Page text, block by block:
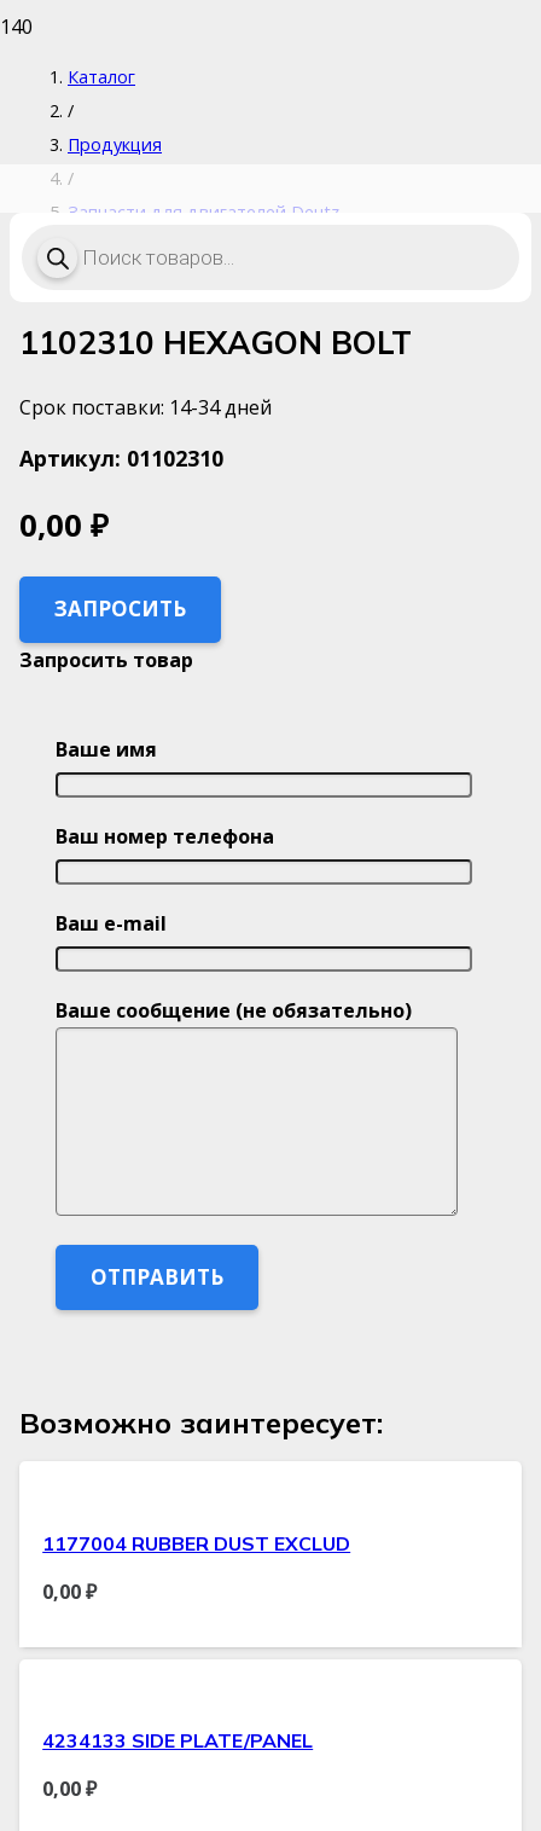
товаров
Каталог
/
Продукция
/
Запчасти для двигателей Deutz
1102310 HEXAGON BOLT
1102310 HEXAGON BOLT
Срок поставки: 14-34 дней
Артикул: 01102310
0,00 ₽
ЗАПРОСИТЬ
Запросить товар
Ваше имя
Ваш номер телефона
Ваш e-mail
Ваше сообщение (не обязательно)
Возможно заинтересует:
1177004 RUBBER DUST EXCLUD
0,00₽
4234133 SIDE PLATE/PANEL
0,00₽